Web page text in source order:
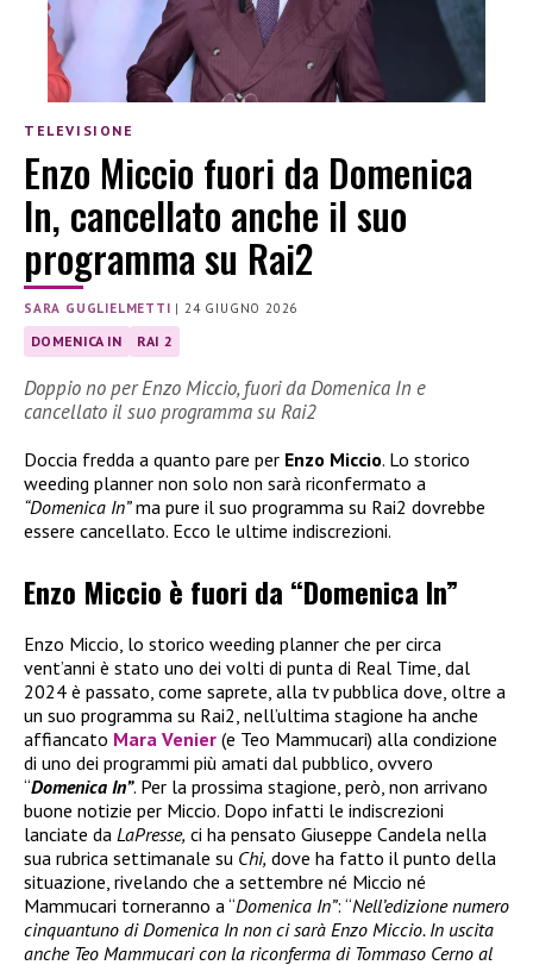
TELEVISIONE
Enzo Miccio fuori da Domenica
In, cancellato anche il suo
programma su Rai2
SARA GUGLIELMETTI | 24 GIUGNO 2026
DOMENICA IN RAI 2
Doppio no per Enzo Miccio, fuori da Domenica In e
cancellato il suo programma su Rai2
Doccia fredda a quanto pare per Enzo Miccio. Lo storico
weeding planner non solo non sarà riconfermato a
“Domenica In”ma pure il suo programma su Rai2 dovrebbe
essere cancellato. Ecco le ultime indiscrezioni.
Enzo Miccio è fuori da “Domenica In”
Enzo Miccio, lo storico weeding planner che per circa
vent’anni è stato uno dei volti di punta di Real Time, dal
2024 è passato, come saprete, alla tv pubblica dove, oltre a
un suo programma su Rai2, nell’ultima stagione ha anche
affiancato Mara Venier (e Teo Mammucari) alla condizione
di uno dei programmi più amati dal pubblico, ovvero
“Domenica In”. Per la prossima stagione, però, non arrivano
buone notizie per Miccio. Dopo infatti le indiscrezioni
lanciate da LaPresse, ci ha pensato Giuseppe Candela nella
sua rubrica settimanale su Chi, dove ha fatto il punto della
situazione, rivelando che a settembre né Miccio né
Mammucari torneranno a “Domenica In”: “Nell’edizione numero
cinquantuno di Domenica In non ci sarà Enzo Miccio. In uscita
anche Teo Mammucari con la riconferma di Tommaso Cerno al